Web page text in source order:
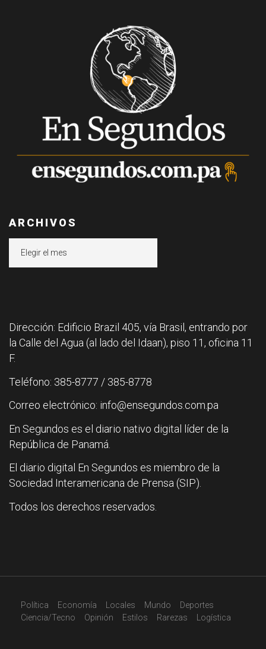
ARCHIVOS
Dirección: Edificio Brazil 405, vía Brasil, entrando por
la Calle del Agua (al lado del Idaan), piso 11, oficina 11
F.
Teléfono: 385-8777 / 385-8778
Correo electrónico: info@ensegundos.com.pa
En Segundos es el diario nativo digital líder de la
República de Panamá.
El diario digital En Segundos es miembro de la
Sociedad Interamericana de Prensa (SIP).
Todos los derechos reservados.
Política Economía Locales Mundo
Deportes
Ciencia/Tecno
Opinión Estilos Rarezas Logística